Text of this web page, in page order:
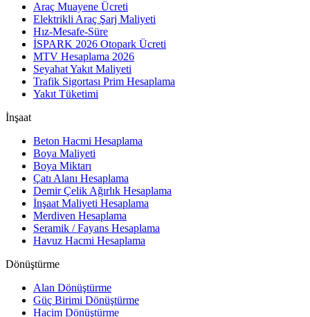
Araç Muayene Ücreti
Elektrikli Araç Şarj Maliyeti
Hız-Mesafe-Süre
İSPARK 2026 Otopark Ücreti
MTV Hesaplama 2026
Seyahat Yakıt Maliyeti
Trafik Sigortası Prim Hesaplama
Yakıt Tüketimi
İnşaat
Beton Hacmi Hesaplama
Boya Maliyeti
Boya Miktarı
Çatı Alanı Hesaplama
Demir Çelik Ağırlık Hesaplama
İnşaat Maliyeti Hesaplama
Merdiven Hesaplama
Seramik / Fayans Hesaplama
Havuz Hacmi Hesaplama
Dönüştürme
Alan Dönüştürme
Güç Birimi Dönüştürme
Hacim Dönüştürme